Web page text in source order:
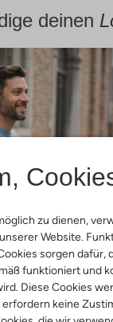
zu dienen,
Website.
sorgen dafür,
funktioniert und
Diese Cookies
keine
deinen